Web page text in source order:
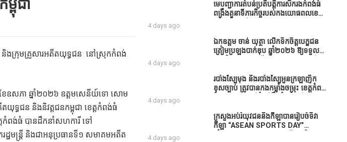
ពុជា
ងក្រុមគ្រួសារអតីតយុទ្ធជន នៅស្រុក​កំពង់​
ខែឧសភា ឆ្នាំ២០២៦ ឧត្តមសេនីយ៍ទោ សោម
ទ្ធជន និងនិវត្តជនកម្ពុជា ខេត្តកំពង់ធំ
តកំពង់ធំ បានដឹកនាំសហការី ទៅ
ន្រ្តី និងជាអនុប្រធានទី១ សមាគមអតីត
២០២៦ នេះ ដោយបានដាក់ចំណងជើងថា
«ខេត្តកំពង់ធំ សូមសំណូមពរទៅដល់
ខ្លះទៅព្រោះឥឡូវដឹងហើយថាពិបាករកលុយ
ណាស់គាត់ដាំដំណាំសឹកសឹងតែខ្ចីលុយ
ធនាគារយកមកដាំ ព្រោះមួយរយៈចុងក្រោយ
ពាក់ព័ន្ធនិងអាជ្ញាធរជាមួយនឹងប្រជាពលរដ្ឋ
រឿងដីអាស្រ័យផល»
មេបញ្ជាការតំបន់ប្រតិបត្តិការសឹករងកំពង់ធំ
ពង្រឹងតួនាទីភារកិច្ចរបស់កងយោធពលខេមរ
4 days ago
ឯកឧត្តម ចាន់ យុត្ថា លើកទឹកចិត្តបេក្ខជន
ត្រៀមប្រឡងបាក់ឌុប ឆ្នាំ២០២៦ ឱ្យទទួល
4 days ago
របាំង​ស្បៃ​មុង​ និង​របាំង​ស្បៃ​អួន​ក្រឡា​ញឹក​
ខុស​ច្បាប់​ ត្រូវ​បាន​កងកម្លាំង​ចម្រុះ​ ខេត្តកំពង់​
4 days ago
ក្រសួងអប់រំយុវជននិងកីឡាបានរៀបចំទិវា
កីឡា “ASEAN SPORTS DAY”
4 days ago